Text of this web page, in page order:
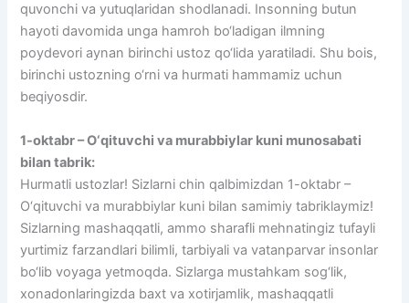
quvonchi va yutuqlaridan shodlanadi. Insonning butun
hayoti davomida unga hamroh bo‘ladigan ilmning
poydevori aynan birinchi ustoz qo‘lida yaratiladi. Shu bois,
birinchi ustozning o‘rni va hurmati hammamiz uchun
beqiyosdir.
1-oktabr – O‘qituvchi va murabbiylar kuni munosabati
bilan tabrik:
Hurmatli ustozlar! Sizlarni chin qalbimizdan 1-oktabr –
O‘qituvchi va murabbiylar kuni bilan samimiy tabriklaymiz!
Sizlarning mashaqqatli, ammo sharafli mehnatingiz tufayli
yurtimiz farzandlari bilimli, tarbiyali va vatanparvar insonlar
bo‘lib voyaga yetmoqda. Sizlarga mustahkam sog‘lik,
xonadonlaringizda baxt va xotirjamlik, mashaqqatli